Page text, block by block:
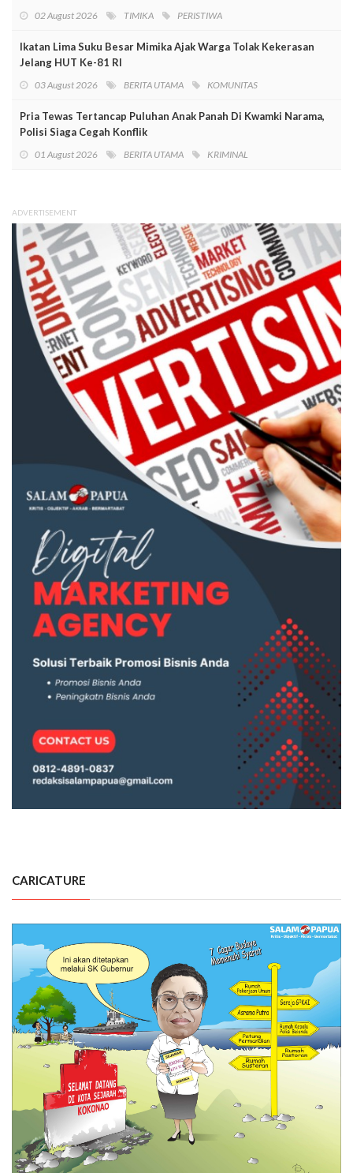
02 August 2026 TIMIKA PERISTIWA
Ikatan Lima Suku Besar Mimika Ajak Warga Tolak Kekerasan
Jelang HUT Ke-81 RI
03 August 2026 BERITA UTAMA KOMUNITAS
Pria Tewas Tertancap Puluhan Anak Panah Di Kwamki Narama,
Polisi Siaga Cegah Konflik
01 August 2026 BERITA UTAMA KRIMINAL
ADVERTISEMENT
CARICATURE